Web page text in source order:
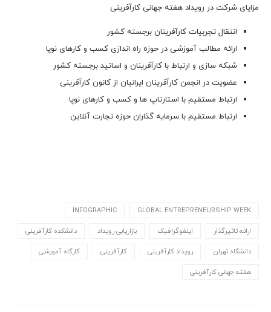
مزایای شرکت در رویداد هفته جهانی کارآفرینی
انتقال تجربیات کارآفرینان برجسته کشور
ارائه مطالب آموزشی در حوزه راه اندازی کسب و کارهای نوپا
شبکه سازی و ارتباط با کارآفرینان و اساتید برجسته کشور
عضویت در انجمن کارآفرینان ایرانیان از کانون کارآفرینی
ارتباط مستقیم با استارتاپ ها و کسب و کارهای نوپا
ارتباط مستقیم با سرمایه گذاران حوزه تجارت آنلاین
GLOBAL ENTREPRENEURSHIP WEEK
INFOGRAPHIC
ارائه تاثیرگذار اینفوگرافیک بازاریابی رویداد دانشکده کارآفرینی
دانشگاه تهران رویداد کارآفرینی کارآفرینی کارگاه آموزشی
هفته جهانی کارآفرینی